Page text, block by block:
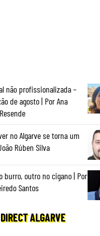
não profissionalizada –
de agosto | Por Ana
no Algarve se torna um
Rúben Silva
burro, outro no cigano | Por
Santos
ALGARVE